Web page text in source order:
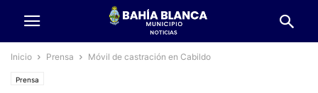
Inicio Prensa Móvil de castración en Cabildo
Prensa